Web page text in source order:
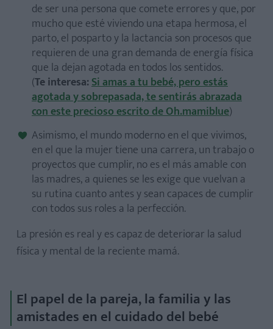
de ser una persona que comete errores y que, por
mucho que esté viviendo una etapa hermosa, el
parto, el posparto y la lactancia son procesos que
requieren de una gran demanda de energía física
que la dejan agotada en todos los sentidos.
(Te interesa:Si amas a tu bebé, pero estás
agotada y sobrepasada, te sentirás abrazada
con este precioso escrito de Oh.mamiblue)
Asimismo, el mundo moderno en el que vivimos,
en el que la mujer tiene una carrera, un trabajo o
proyectos que cumplir, no es el más amable con
las madres, a quienes se les exige que vuelvan a
su rutina cuanto antes y sean capaces de cumplir
con todos sus roles a la perfección.
La presión es real y es capaz de deteriorar la salud
física y mental de la reciente mamá.
El papel de la pareja, la familia y las
amistades en el cuidado del bebé